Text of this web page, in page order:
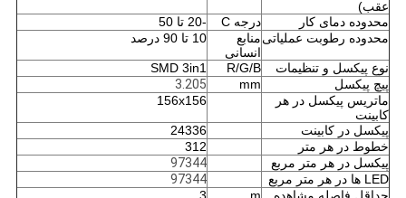
عقب)
محدوده دمای کار درجه C
-20 تا 50
محدوده رطوبت عملیاتیمنابع
انسانی
10 تا 90 درصد
نوع پیکسل و تنظیمات R/G/B
SMD 3in1
پیچ پیکسل
mm
3.205
ماتریس پیکسل در هر
کابینت
156x156
پیکسل در کابینت
24336
خطوط در هر متر
312
پیکسل در هر متر مربع
97344
LED ها در هر متر مربع
97344